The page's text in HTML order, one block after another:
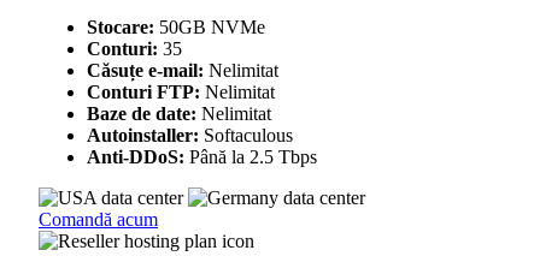
Stocare: 50GB NVMe
Conturi: 35
Căsuțe e-mail: Nelimitat
Conturi FTP: Nelimitat
Baze de date: Nelimitat
Autoinstaller: Softaculous
Anti-DDoS: Până la 2.5 Tbps
Comandă acum